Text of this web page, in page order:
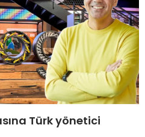
Türk yönetici